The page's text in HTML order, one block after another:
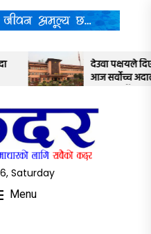
पुनरावलोकन निवेदनमाथि
तीन न्यायाधीशले
Saturday
Menu